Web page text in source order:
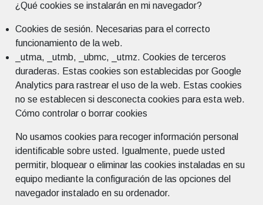
¿Qué cookies se instalarán en mi navegador?
Cookies de sesión. Necesarias para el correcto
funcionamiento de la web.
_utma, _utmb, _ubmc, _utmz. Cookies de terceros
duraderas. Estas cookies son establecidas por Google
Analytics para rastrear el uso de la web. Estas cookies
no se establecen si desconecta cookies para esta web.
Cómo controlar o borrar cookies
No usamos cookies para recoger información personal
identificable sobre usted. Igualmente, puede usted
permitir, bloquear o eliminar las cookies instaladas en su
equipo mediante la configuración de las opciones del
navegador instalado en su ordenador.